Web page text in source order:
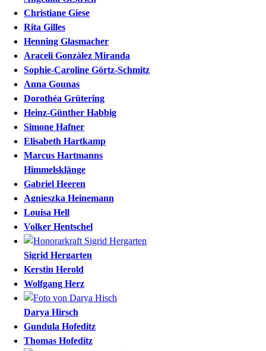
Christiane Giese
Rita Gilles
Henning Glasmacher
Araceli González Miranda
Sophie-Caroline Görtz-Schmitz
Anna Gounas
Dorothéa Grütering
Heinz-Günther Habbig
Simone Hafner
Elisabeth Hartkamp
Marcus Hartmanns
Himmelsklänge
Gabriel Heeren
Agnieszka Heinemann
Louisa Hell
Volker Hentschel
Sigrid Hergarten
Kerstin Herold
Wolfgang Herz
Darya Hirsch
Gundula Hofeditz
Thomas Hofeditz